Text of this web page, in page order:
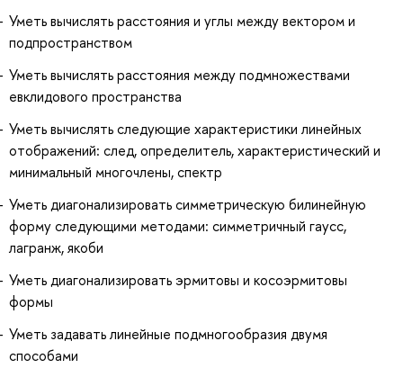
Уметь вычислять расстояния и углы между вектором и
подпространством
Уметь вычислять расстояния между подмножествами
евклидового пространства
Уметь вычислять следующие характеристики линейных
отображений: след, определитель, характеристический и
минимальный многочлены, спектр
Уметь диагонализировать симметрическую билинейную
форму следующими методами: симметричный гаусс,
лагранж, якоби
Уметь диагонализировать эрмитовы и косоэрмитовы
формы
Уметь задавать линейные подмногообразия двумя
способами